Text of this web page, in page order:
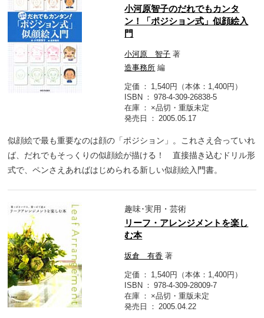
小河原智子のだれでもカンタ
ン！「ポジション式」似顔絵入
門
小河原 智子 著
造事務所 編
定価
1,540円（本体：1,400円）
ISBN
978-4-309-26838-5
在庫
×品切・重版未定
発売日
2005.05.17
似顔絵で最も重要なのは顔の「ポジション」。これさえ合っていれ
ば、だれでもそっくりの似顔絵が描ける！ 直接描き込むドリル形
式で、ペンさえあればはじめられる新しい似顔絵入門書。
趣味･実用・芸術
リーフ・アレンジメントを楽し
む本
坂倉 有香 著
定価
1,540円（本体：1,400円）
ISBN
978-4-309-28009-7
在庫
×品切・重版未定
発売日
2005.04.22